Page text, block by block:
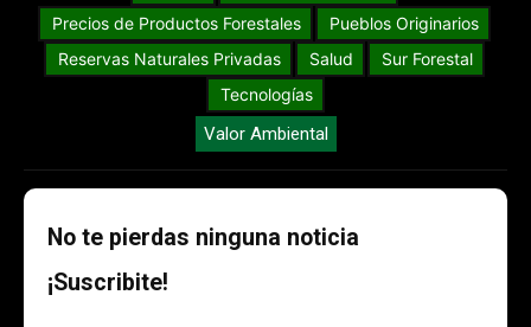
Precios de Productos Forestales
Pueblos Originarios
Reservas Naturales Privadas
Salud
Sur Forestal
Tecnologías
Valor Ambiental
No te pierdas ninguna noticia
¡Suscribite!